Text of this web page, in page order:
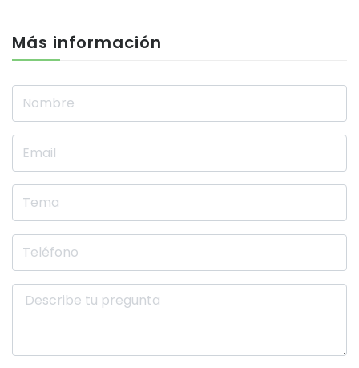
Más información